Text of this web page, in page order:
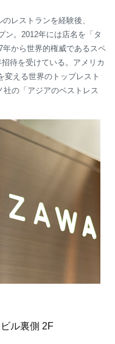
レストランを経験後、
ン。2012年には店名を「タ
から世界的権威であるスペ
待を受けている。アメリカ
変える世界のトップレスト
の「アジアのベストレス
ル裏側 2F